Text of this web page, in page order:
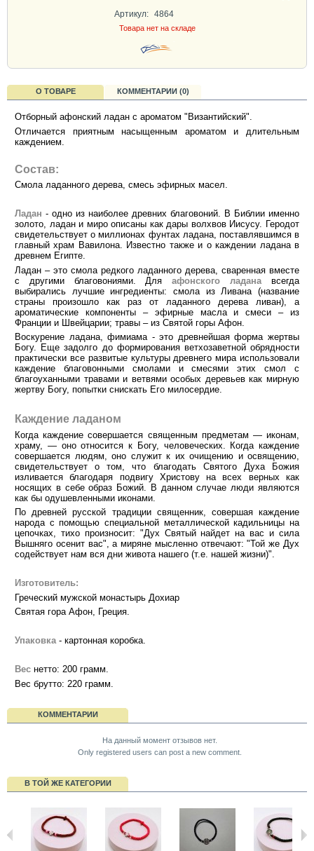
Артикул: 4864
Товара нет на складе
О ТОВАРЕ КОММЕНТАРИИ (0)
Отборный афонский ладан с ароматом "Византийский".
Отличается приятным насыщенным ароматом и длительным
каждением.
Состав:
Смола ладанного дерева, смесь эфирных масел.
Ладан - одно из наиболее древних благовоний. В Библии именно
золото, ладан и миро описаны как дары волхвов Иисусу. Геродот
свидетельствует о миллионах фунтах ладана, поставлявшимся в
главный храм Вавилона. Известно также и о каждении ладана в
древнем Египте.
Ладан – это смола редкого ладанного дерева, сваренная вместе
с другими благовониями. Дляафонского ладана всегда
выбирались лучшие ингредиенты: смола из Ливана (название
страны произошло как раз от ладанного дерева ливан), а
ароматические компоненты – эфирные масла и смеси – из
Франции и Швейцарии; травы – из Святой горы Афон.
Воскурение ладана, фимиама - это древнейшая форма жертвы
Богу. Еще задолго до формирования ветхозаветной обрядности
практически все развитые культуры древнего мира использовали
каждение благовонными смолами и смесями этих смол с
благоуханными травами и ветвями особых деревьев как мирную
жертву Богу, попытки снискать Его милосердие.
Каждение ладаном
Когда каждение совершается священным предметам — иконам,
храму, — оно относится к Богу, человеческих. Когда каждение
совершается людям, оно служит к их очищению и освящению,
свидетельствует о том, что благодать Святого Духа Божия
изливается благодаря подвигу Христову на всех верных как
носящих в себе образ Божий. В данном случае люди являются
как бы одушевленными иконами.
По древней русской традиции священник, совершая каждение
народа с помощью специальной металлической кадильницы на
цепочках, тихо произносит: "Дух Святый найдет на вас и сила
Вышняго осенит вас", а миряне мысленно отвечают: "Той же Дух
содействует нам вся дни живота нашего (т.е. нашей жизни)".
Изготовитель:
Греческий мужской монастырь Дохиар
Святая гора Афон, Греция.
Упаковка- картонная коробка.
Вес нетто: 200 грамм.
Вес брутто: 220 грамм.
КОММЕНТАРИИ
На данный момент отзывов нет.
Only registered users can post a new comment.
В ТОЙ ЖЕ КАТЕГОРИИ